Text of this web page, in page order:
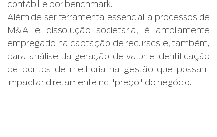
contábil e por benchmark.
Além de ser ferramenta essencial a processos de
M&A e dissolução societária, é amplamente
empregado na captação de recursos e, também,
para análise da geração de valor e identificação
de pontos de melhoria na gestão que possam
impactar diretamente no "preço" do negócio.